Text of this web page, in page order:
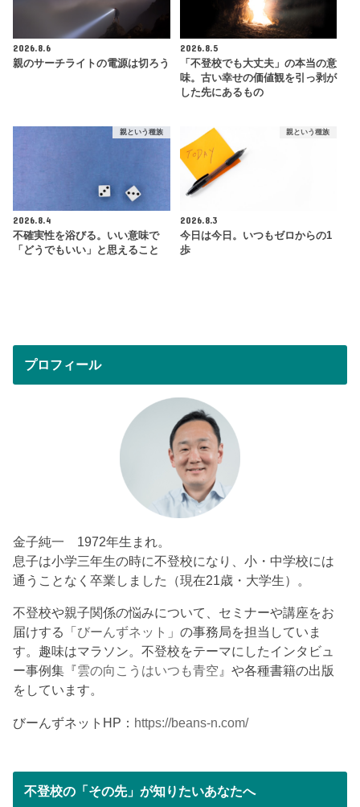
2026.8.6
親のサーチライトの電源は切ろう
2026.8.5
「不登校でも大丈夫」の本当の意
味。古い幸せの価値観を引っ剥が
した先にあるもの
親という種族
2026.8.4
不確実性を浴びる。いい意味で
「どうでもいい」と思えること
親という種族
2026.8.3
今日は今日。いつもゼロからの1
歩
プロフィール
金子純一 1972年生まれ。
息子は小学三年生の時に不登校になり、小・中学校には
通うことなく卒業しました（現在21歳・大学生）。
不登校や親子関係の悩みについて、セミナーや講座をお
届けする「びーんずネット 」の事務局を担当していま
す。趣味はマラソン。不登校をテーマにしたインタビュ
ー事例集『雲の向こうはいつも青空 』や各種書籍の出版
をしています。
びーんずネットHP： https://beans-n.com/
不登校の「その先」が知りたいあなたへ